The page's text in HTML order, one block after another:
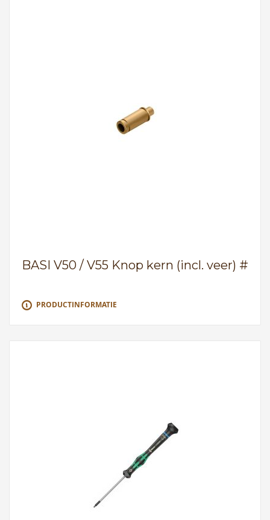
BASI V50 / V55 Knop kern (incl. veer) #
PRODUCTINFORMATIE